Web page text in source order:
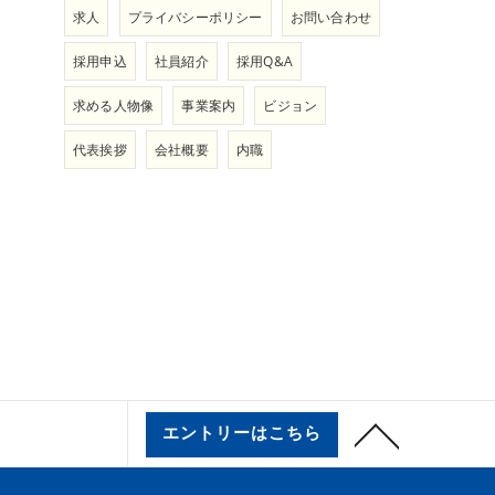
求人 プライバシーポリシー お問い合わせ
採用申込 社員紹介 採用Q&A
求める人物像 事業案内 ビジョン
代表挨拶 会社概要 内職
エントリーはこちら